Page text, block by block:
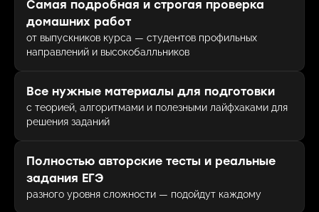
Самая подробная и строгая проверка
домашних работ
от выпускников курса — студентов профильных
направлений и высокобалльников
Все нужные материалы для подготовки
с теорией, алгоритмами и полезными лайфхаками для
решения заданий
Полностью авторские тесты и реальные
задания ЕГЭ
разного уровня сложности — подойдут каждому